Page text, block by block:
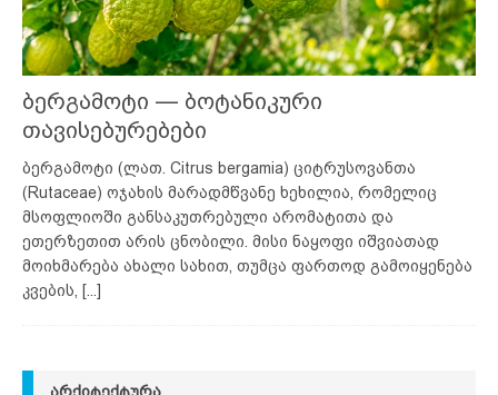
ბერგამოტი — ბოტანიკური
თავისებურებები
ბერგამოტი (ლათ. Citrus bergamia) ციტრუსოვანთა
(Rutaceae) ოჯახის მარადმწვანე ხეხილია, რომელიც
მსოფლიოში განსაკუთრებული არომატითა და
ეთერზეთით არის ცნობილი. მისი ნაყოფი იშვიათად
მოიხმარება ახალი სახით, თუმცა ფართოდ გამოიყენება
კვების,
[...]
ᲐᲠᲥᲘᲢᲔᲥᲢᲣᲠᲐ